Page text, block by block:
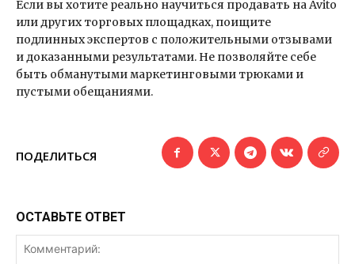
Если вы хотите реально научиться продавать на Avito
или других торговых площадках, поищите
подлинных экспертов с положительными отзывами
и доказанными результатами. Не позволяйте себе
быть обманутыми маркетинговыми трюками и
пустыми обещаниями.
ПОДЕЛИТЬСЯ
ОСТАВЬТЕ ОТВЕТ